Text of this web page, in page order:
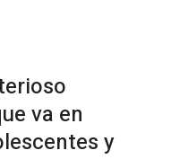
va en
y